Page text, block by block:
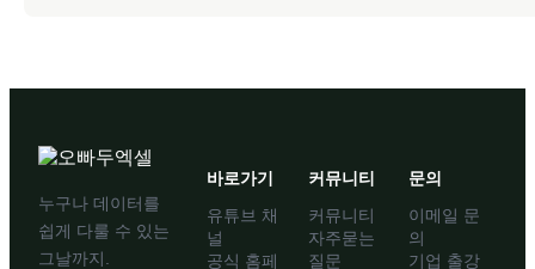
누구나 데이터를
쉽게 다룰 수 있는
그날까지.
바로가기
유튜브 채
널
공식 홈페
커뮤니티
커뮤니티
자주묻는
질문
문의
이메일 문
의
기업 출강